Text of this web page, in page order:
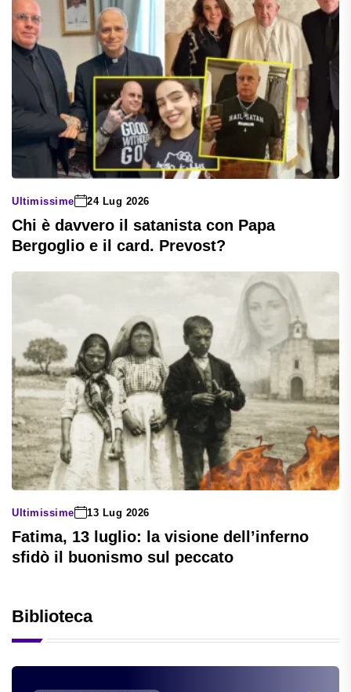
Ultimissime 24 Lug 2026
Chi è davvero il satanista con Papa
Bergoglio e il card. Prevost?
Ultimissime 13 Lug 2026
Fatima, 13 luglio: la visione dell’inferno
sfidò il buonismo sul peccato
Biblioteca